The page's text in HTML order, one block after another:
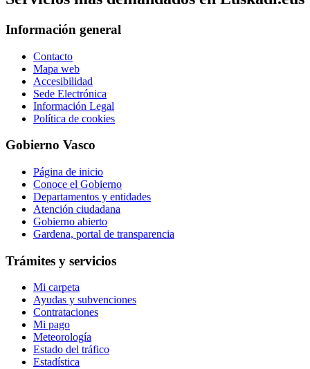
Información general
Contacto
Mapa web
Accesibilidad
Sede Electrónica
Información Legal
Política de cookies
Gobierno Vasco
Página de inicio
Conoce el Gobierno
Departamentos y entidades
Atención ciudadana
Gobierno abierto
Gardena, portal de transparencia
Trámites y servicios
Mi carpeta
Ayudas y subvenciones
Contrataciones
Mi pago
Meteorología
Estado del tráfico
Estadística